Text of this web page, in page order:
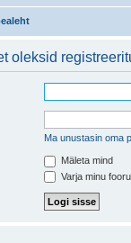
oleksid
Ma unustasin oma
Mäleta mind
Varja minu